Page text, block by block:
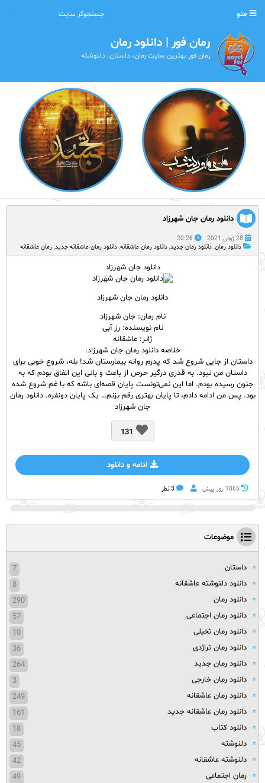
منو
رمان فور | دانلود رمان
رمان فور بهترین سایت رمان، داستان، دلنوشته
دانلود رمان جان شهرزاد
28 ژوئن 2021
20:26
دانلود رمان, دانلود رمان جدید, دانلود رمان عاشقانه, دانلود رمان عاشقانه جدید, رمان عاشقانه
دانلود جان شهرزاد
دانلود رمان جان شهرزاد
نام رمان: جان شهرزاد
نام نویسنده: رز آبی
ژانر: عاشقانه
خلاصه دانلود رمان جان شهرزاد:
داستان از جایی شروع شد که پدرم روانه بیمارستان شد! بله، شروع خوبی برای
داستان من نبود. به قدری درگیر حرص از باعث و بانی این اتفاق بودم که به
جنون رسیده بودم. اما این نمی‌تونست پایان قصه‌ای باشه که با غم شروع شده
بود. پس من ادامه دادم، تا پایان بهتری رقم بزنم… یک پایان دونفره. دانلود رمان
جان شهرزاد
131
ادامه و دانلود
1865 روز پيش 3 نظر
موضوعات
داستان
7
دانلود دلنوشته عاشقانه
8
دانلود رمان
290
دانلود رمان اجتماعی
57
دانلود رمان تخیلی
10
دانلود رمان تراژدی
36
دانلود رمان جدید
264
دانلود رمان خارجی
3
دانلود رمان عاشقانه
249
دانلود رمان عاشقانه جدید
161
دانلود کتاب
18
دلنوشته
45
دلنوشته عاشقانه
42
رمان اجتماعی
49